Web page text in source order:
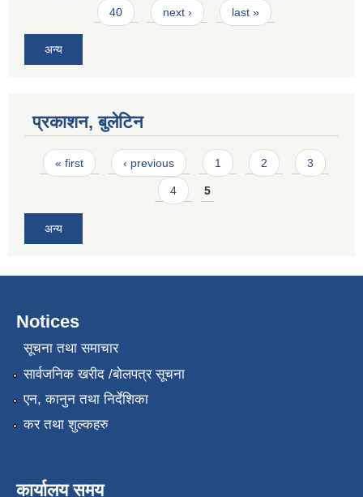
40 next › last »
अन्य
प्रकाशन, बुलेटिन
Pages
« first ‹ previous 1 2 3
4 5
अन्य
Notices
सूचना तथा समाचार
सार्वजनिक खरीद /बोलपत्र सूचना
एन, कानुन तथा निर्देशिका
कर तथा शुल्कहरु
कार्यालय समय